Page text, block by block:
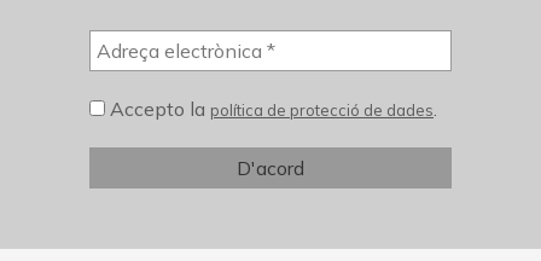
Accepto la política de protecció de dades.